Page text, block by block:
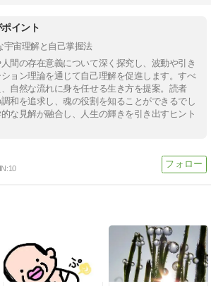
イント
宇宙理解と自己掌握法
間の存在意義について深く探究し、波動や引き
ョン理論を通じて自己理解を促進します。すべ
自然な流れに身を任せる生き方を提案。読者
和を追求し、魂の役割を知ることができるでし
な見解が融合し、人生の輝きを引き出すヒント
10